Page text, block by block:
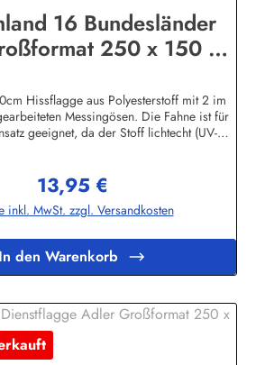
16 Bundesländer
250 x 150 cm
Hissflagge aus Polyesterstoff mit 2 im
Messingösen. Die Fahne ist für
geeignet, da der Stoff lichtecht (UV-
eine große Auswahl an Länder- und
XXL-Flaggen, Bootsflaggen und
Shop - Axel
Regulärer Preis:
13,95 €
inkl. MwSt. zzgl. Versandkosten
In den Warenkorb